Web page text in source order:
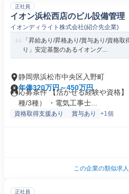
正社員
イオン浜松西店のビル設備管理
イオンディライト株式会社(紹介先企業)
「昇給あり/昇格あり/賞与あり/資格
り」安定基盤のあるイオング...
静岡県浜松市中央区入野町
年俸320万円～450万円
応募条件 【活かせる経験や資格
種/3種） ・電気工事士...
資格取得支援あり 賞与あり +1個
この企業の類似求
正社員